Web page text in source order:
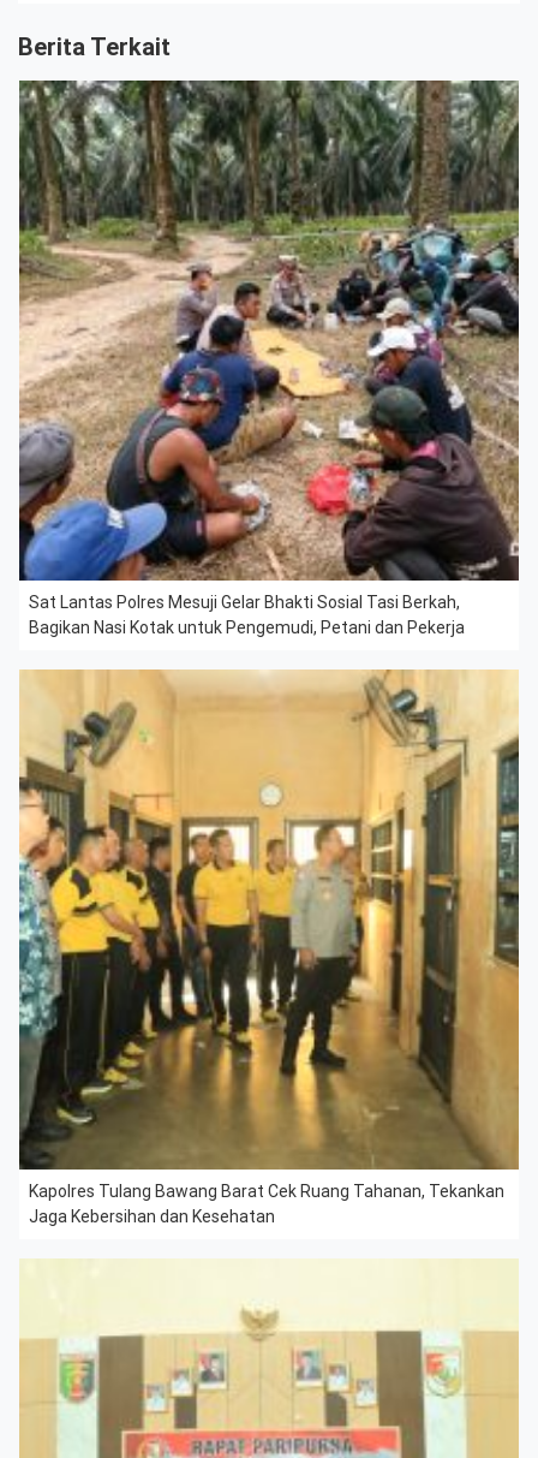
Berita Terkait
Sat Lantas Polres Mesuji Gelar Bhakti Sosial Tasi Berkah,
Bagikan Nasi Kotak untuk Pengemudi, Petani dan Pekerja
Kapolres Tulang Bawang Barat Cek Ruang Tahanan, Tekankan
Jaga Kebersihan dan Kesehatan